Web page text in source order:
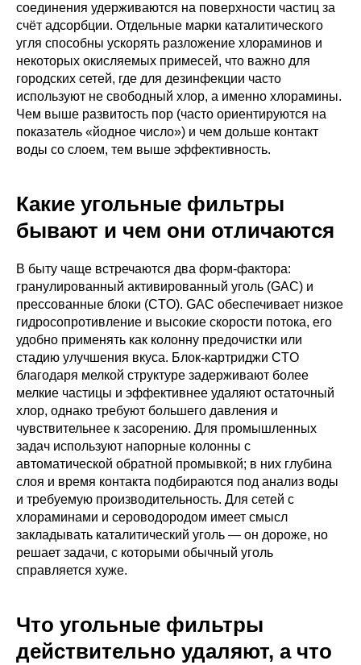
соединения удерживаются на поверхности частиц за
счёт адсорбции. Отдельные марки каталитического
угля способны ускорять разложение хлораминов и
некоторых окисляемых примесей, что важно для
городских сетей, где для дезинфекции часто
используют не свободный хлор, а именно хлорамины.
Чем выше развитость пор (часто ориентируются на
показатель «йодное число») и чем дольше контакт
воды со слоем, тем выше эффективность.
Какие угольные фильтры
бывают и чем они отличаются
В быту чаще встречаются два форм-фактора:
гранулированный активированный уголь (GAC) и
прессованные блоки (CTO). GAC обеспечивает низкое
гидросопротивление и высокие скорости потока, его
удобно применять как колонну предочистки или
стадию улучшения вкуса. Блок-картриджи CTO
благодаря мелкой структуре задерживают более
мелкие частицы и эффективнее удаляют остаточный
хлор, однако требуют большего давления и
чувствительнее к засорению. Для промышленных
задач используют напорные колонны с
автоматической обратной промывкой; в них глубина
слоя и время контакта подбираются под анализ воды
и требуемую производительность. Для сетей с
хлораминами и сероводородом имеет смысл
закладывать каталитический уголь — он дороже, но
решает задачи, с которыми обычный уголь
справляется хуже.
Что угольные фильтры
действительно удаляют, а что